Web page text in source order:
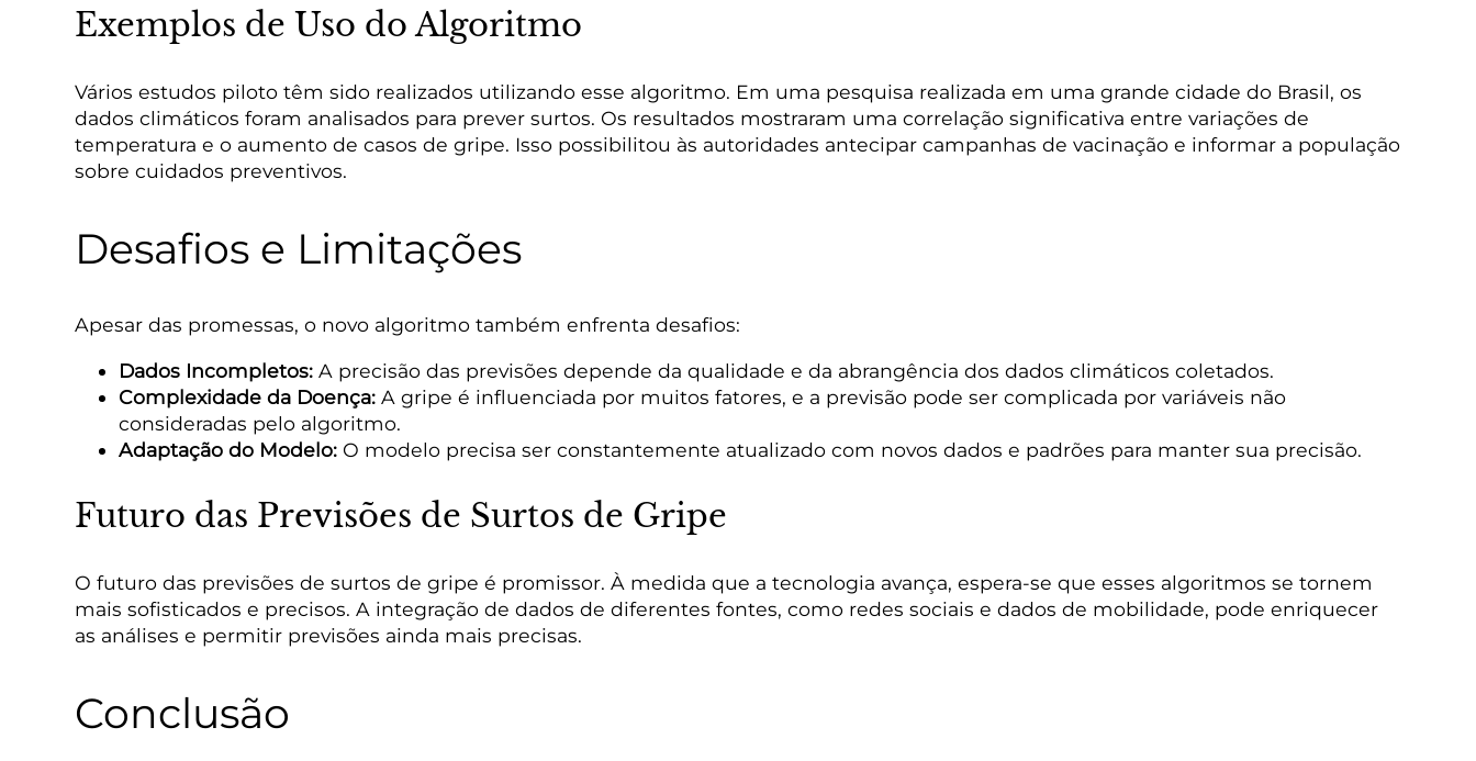
Exemplos de Uso do Algoritmo
Vários estudos piloto têm sido realizados utilizando esse algoritmo. Em uma pesquisa realizada em uma grande cidade do Brasil, os
dados climáticos foram analisados para prever surtos. Os resultados mostraram uma correlação significativa entre variações de
temperatura e o aumento de casos de gripe. Isso possibilitou às autoridades antecipar campanhas de vacinação e informar a população
sobre cuidados preventivos.
Desafios e Limitações
Apesar das promessas, o novo algoritmo também enfrenta desafios:
Dados Incompletos: A precisão das previsões depende da qualidade e da abrangência dos dados climáticos coletados.
Complexidade da Doença: A gripe é influenciada por muitos fatores, e a previsão pode ser complicada por variáveis não
consideradas pelo algoritmo.
Adaptação do Modelo: O modelo precisa ser constantemente atualizado com novos dados e padrões para manter sua precisão.
Futuro das Previsões de Surtos de Gripe
O futuro das previsões de surtos de gripe é promissor. À medida que a tecnologia avança, espera-se que esses algoritmos se tornem
mais sofisticados e precisos. A integração de dados de diferentes fontes, como redes sociais e dados de mobilidade, pode enriquecer
as análises e permitir previsões ainda mais precisas.
Conclusão